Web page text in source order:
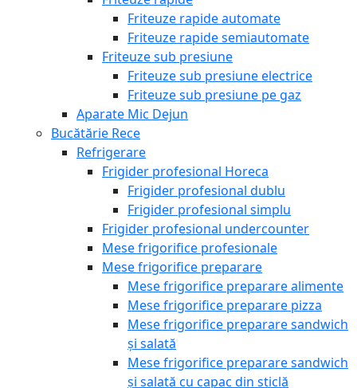
Friteuze rapide automate
Friteuze rapide semiautomate
Friteuze sub presiune
Friteuze sub presiune electrice
Friteuze sub presiune pe gaz
Aparate Mic Dejun
Bucătărie Rece
Refrigerare
Frigider profesional Horeca
Frigider profesional dublu
Frigider profesional simplu
Frigider profesional undercounter
Mese frigorifice profesionale
Mese frigorifice preparare
Mese frigorifice preparare alimente
Mese frigorifice preparare pizza
Mese frigorifice preparare sandwich
și salată
Mese frigorifice preparare sandwich
și salată cu capac din sticlă